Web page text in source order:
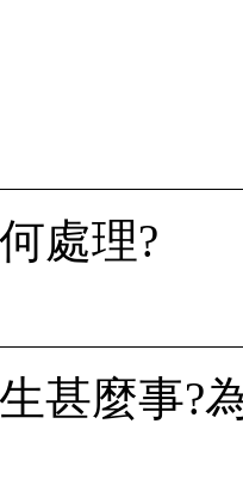
處理?
甚麼事?